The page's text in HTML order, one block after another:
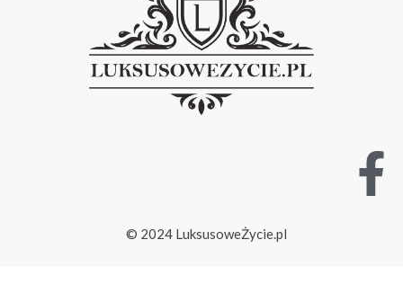
© 2024 LuksusoweŻycie.pl